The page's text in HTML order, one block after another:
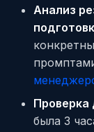
Анализ
Проверка
была 3